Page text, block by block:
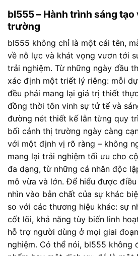
bl555 – Hành trình sáng tạo
trường
bl555 không chỉ là một cái tên,
về nỗ lực và khát vọng vươn tới
trải nghiệm. Từ những ngày đầu
xác định một triết lý riêng: mỗi
đều phải mang lại giá trị thiết
đồng thời tôn vinh sự tử tế và
đường nét thiết kế lẫn từng quy
bối cảnh thị trường ngày càng
với một định vị rõ ràng – không
mang lại trải nghiệm tối ưu cho
đa dạng, từ những cá nhân độc
mô vừa và lớn. Để hiểu được
nhìn vào bản chất của sự khác
so với các thương hiệu khác: sự
cốt lõi, khả năng tùy biến linh
hỗ trợ người dùng ở mọi giai
nghiệm. Có thể nói, bl555 không